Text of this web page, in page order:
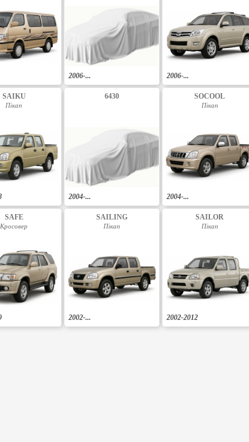
2006-... 2006-...
SAIKU
Пікап
6430
2004-...
SOCOOL
Пікап
2004-...
SAFE
Кросовер
SAILING
Пікап
2002-...
SAILOR
Пікап
2002-2012